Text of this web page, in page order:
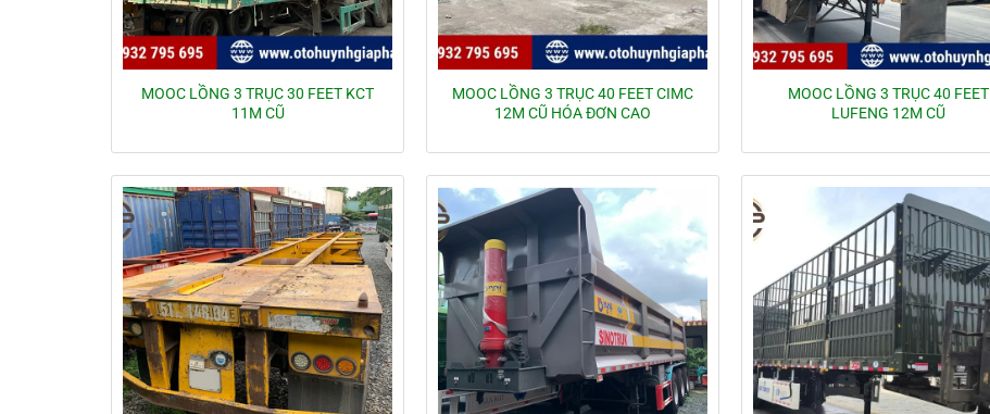
MOOC LỒNG 3 TRỤC 30 FEET KCT
11M CŨ
MOOC LỒNG 3 TRỤC 40 FEET CIMC
12M CŨ HÓA ĐƠN CAO
MOOC LỒNG 3 TRỤC 40 FEET
LUFENG 12M CŨ